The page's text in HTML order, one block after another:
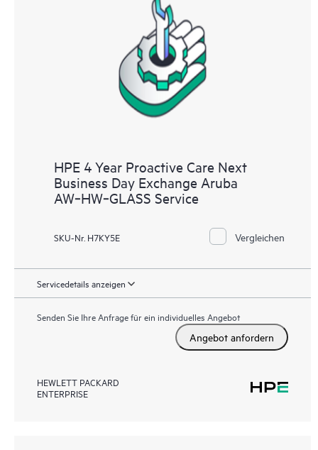
HPE 4 Year Proactive Care Next
Business Day Exchange Aruba
AW‑HW‑GLASS Service
SKU-Nr. H7KY5E Vergleichen
Servicedetails anzeigen
Senden Sie Ihre Anfrage für ein individuelles Angebot
Angebot anfordern
HEWLETT PACKARD
ENTERPRISE